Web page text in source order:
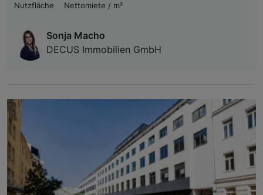
Nutzfläche
Nettomiete / m²
Sonja Macho
DECUS Immobilien GmbH